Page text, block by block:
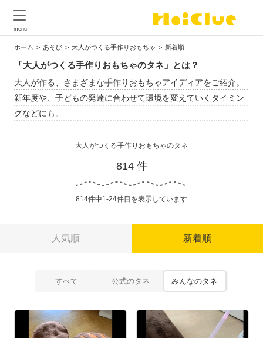
ホーム あそび 大人がつくる手作りおもちゃ 新着順
「大人がつくる手作りおもちゃのタネ」とは？
大人が作る、さまざまな手作りおもちゃアイディアをご紹介。
新年度や、子どもの発達に合わせて環境を変えていくタイミン
グなどにも。
大人がつくる手作りおもちゃのタネ
814 件
814件中1-24件目を表示しています
人気順 新着順
すべて 公式のタネ みんなのタネ